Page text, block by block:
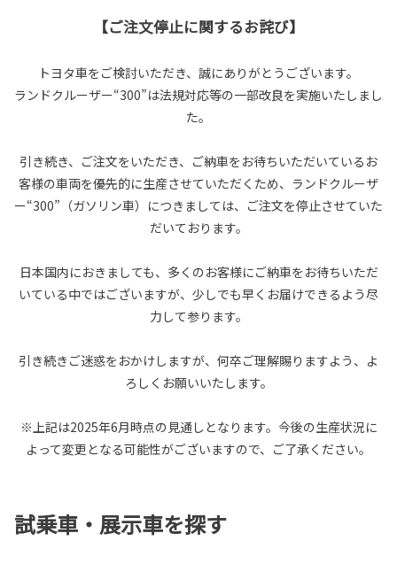
【ご注文停止に関するお詫び】
トヨタ車をご検討いただき、誠にありがとうございます。
ランドクルーザー“300”は法規対応等の一部改良を実施いたしまし
た。
引き続き、ご注文をいただき、ご納車をお待ちいただいているお
客様の車両を優先的に生産させていただくため、ランドクルーザ
ー“300”（ガソリン車）につきましては、ご注文を停止させていた
だいております。
日本国内におきましても、多くのお客様にご納車をお待ちいただ
いている中ではございますが、少しでも早くお届けできるよう尽
力して参ります。
引き続きご迷惑をおかけしますが、何卒ご理解賜りますよう、よ
ろしくお願いいたします。
※上記は2025年6月時点の見通しとなります。今後の生産状況に
よって変更となる可能性がございますので、ご了承ください。
試乗車・展示車を探す